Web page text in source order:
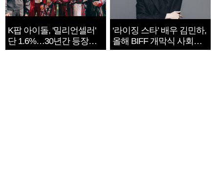
K팝 아이돌, '밀리언셀러'
단 1.6%…30년간 등장
1182개팀 전수조사
‘라이징 스타’ 배우 김민하,
올해 BIFF 개막식 사회자
확정